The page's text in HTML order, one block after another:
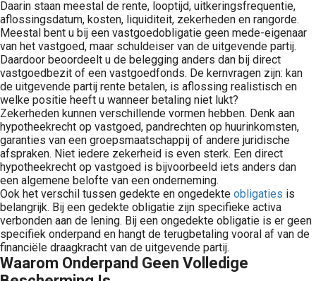
Daarin staan meestal de rente, looptijd, uitkeringsfrequentie,
aflossingsdatum, kosten, liquiditeit, zekerheden en rangorde.
Meestal bent u bij een vastgoedobligatie geen mede-eigenaar
van het vastgoed, maar schuldeiser van de uitgevende partij.
Daardoor beoordeelt u de belegging anders dan bij direct
vastgoedbezit of een vastgoedfonds. De kernvragen zijn: kan
de uitgevende partij rente betalen, is aflossing realistisch en
welke positie heeft u wanneer betaling niet lukt?
Zekerheden kunnen verschillende vormen hebben. Denk aan
hypotheekrecht op vastgoed, pandrechten op huurinkomsten,
garanties van een groepsmaatschappij of andere juridische
afspraken. Niet iedere zekerheid is even sterk. Een direct
hypotheekrecht op vastgoed is bijvoorbeeld iets anders dan
een algemene belofte van een onderneming.
Ook het verschil tussen gedekte en ongedekte obligaties is
belangrijk. Bij een gedekte obligatie zijn specifieke activa
verbonden aan de lening. Bij een ongedekte obligatie is er geen
specifiek onderpand en hangt de terugbetaling vooral af van de
financiële draagkracht van de uitgevende partij.
Waarom Onderpand Geen Volledige